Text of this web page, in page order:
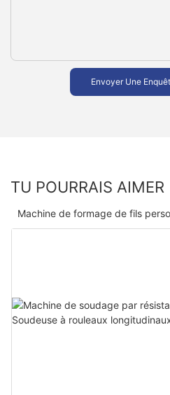
Envoyer Une
TU POURRAIS AIMER
Machine de formage de fils